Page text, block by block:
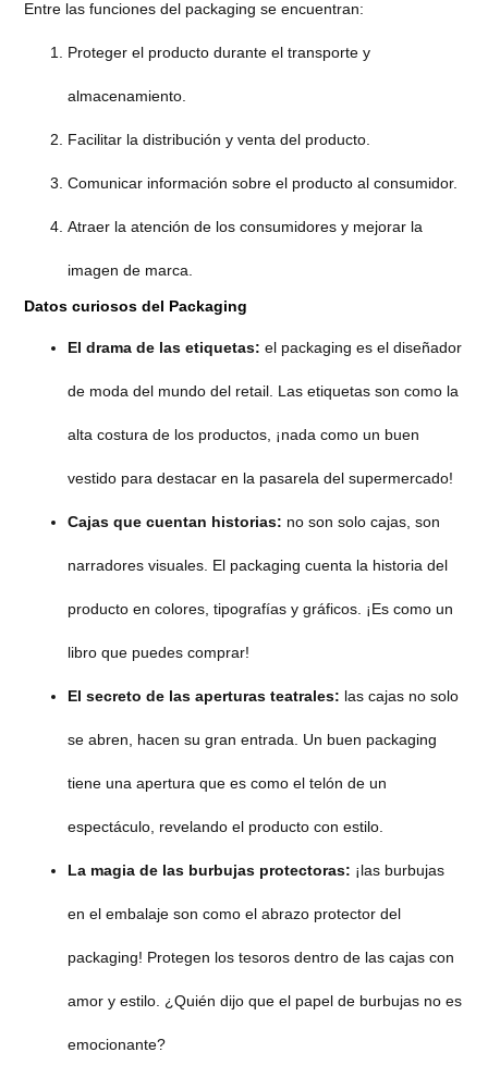
Entre las funciones del packaging se encuentran:
Proteger el producto durante el transporte y
almacenamiento.
Facilitar la distribución y venta del producto.
Comunicar información sobre el producto al consumidor.
Atraer la atención de los consumidores y mejorar la
imagen de marca.
Datos curiosos del Packaging
El drama de las etiquetas: el packaging es el diseñador
de moda del mundo del retail. Las etiquetas son como la
alta costura de los productos, ¡nada como un buen
vestido para destacar en la pasarela del supermercado!
Cajas que cuentan historias: no son solo cajas, son
narradores visuales. El packaging cuenta la historia del
producto en colores, tipografías y gráficos. ¡Es como un
libro que puedes comprar!
El secreto de las aperturas teatrales: las cajas no solo
se abren, hacen su gran entrada. Un buen packaging
tiene una apertura que es como el telón de un
espectáculo, revelando el producto con estilo.
La magia de las burbujas protectoras: ¡las burbujas
en el embalaje son como el abrazo protector del
packaging! Protegen los tesoros dentro de las cajas con
amor y estilo. ¿Quién dijo que el papel de burbujas no es
emocionante?